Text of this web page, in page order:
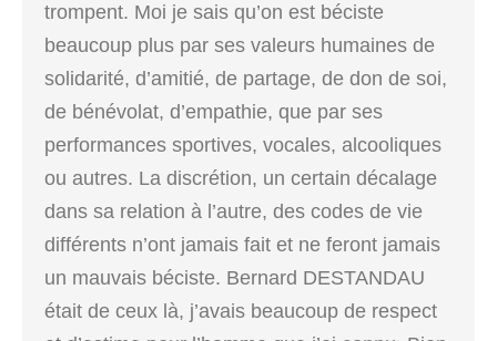
trompent. Moi je sais qu’on est béciste
beaucoup plus par ses valeurs humaines de
solidarité, d’amitié, de partage, de don de soi,
de bénévolat, d’empathie, que par ses
performances sportives, vocales, alcooliques
ou autres. La discrétion, un certain décalage
dans sa relation à l’autre, des codes de vie
différents n’ont jamais fait et ne feront jamais
un mauvais béciste. Bernard DESTANDAU
était de ceux là, j’avais beaucoup de respect